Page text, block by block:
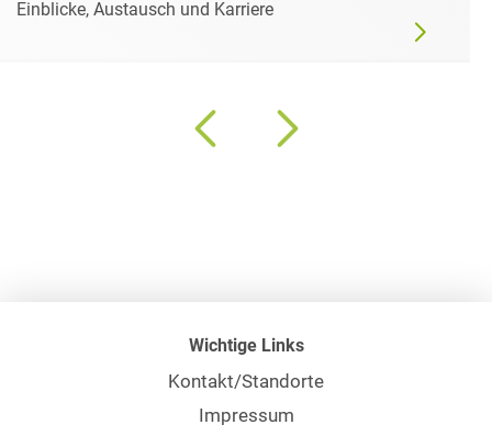
Einblicke, Austausch und Karriere
Wichtige Links
Kontakt/Standorte
Impressum